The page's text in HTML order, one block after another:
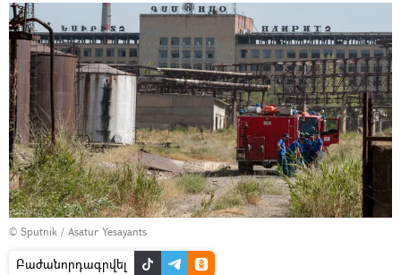
© Sputnik / Asatur Yesayants
Բաժանորդագրվել